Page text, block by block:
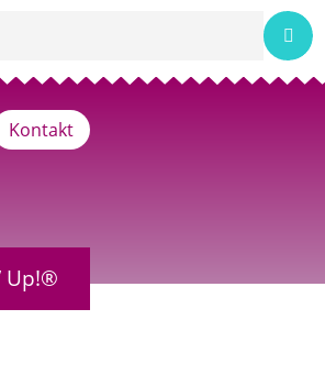
Kontakt
Up!®